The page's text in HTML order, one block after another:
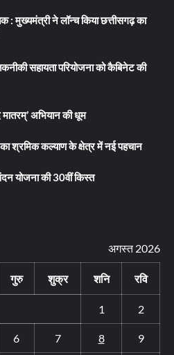
: मुख्यमंत्री ने लॉन्च किया छत्तीसगढ़ का
सहायता परियोजना को कैबिनेट की
मातरम्’ अभियान की धूम
श्रमिक कल्याण के क्षेत्र में नई पहचान
योजना की 30वीं किस्त
अगस्त 2026
गुरु शुक्र शनि रवि
1 2
6 7 8 9